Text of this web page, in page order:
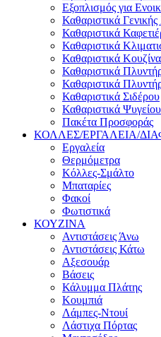
Εξοπλισμός για
Καθαριστικά
Καθαριστικά
Καθαριστικά
Καθαριστικά
Καθαριστικά
Καθαριστικά
Καθαριστικά Σιδέρου
Καθαριστικά Ψυγείου
Πακέτα Προσφοράς
ΚΟΛΛΕΣ/ΕΡΓΑΛΕΙΑ/
Εργαλεία
Θερμόμετρα
Κόλλες-Σμάλτο
Μπαταρίες
Φακοί
Φωτιστικά
ΚΟΥΖΙΝΑ
Αντιστάσεις Άνω
Αντιστάσεις Κάτω
Αξεσουάρ
Βάσεις
Κάλυμμα Πλάτης
Κουμπιά
Λάμπες-Ντουί
Λάστιχα Πόρτας